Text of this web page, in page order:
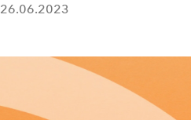
26.06.2023